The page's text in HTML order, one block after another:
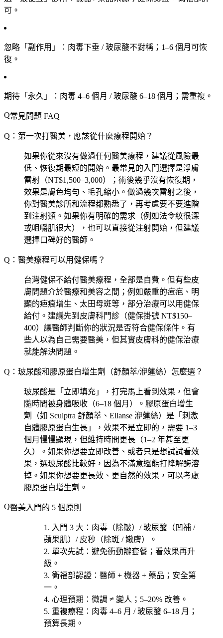
可。
忽略「副作用」
：肉毒下垂 / 玻尿酸不對稱；1–6 個月可恢
復。
期待「永久」 ：肉毒 4–6 個月 / 玻尿酸 6–18 個月；需重複。
常見問題 FAQ
Q：第一次打醫美，應該從什麼療程開始？
如果你從來沒有做過任何醫美療程，建議從風險最
低、恢復期最短的開始。最常見的入門選擇是淨膚
雷射（NT$1,500–3,000）；術後幾乎沒有恢復期，
效果是膚色均勻、毛孔縮小。做過幾次雷射之後，
你對醫美診所和流程都熟悉了，再考慮要不要進階
到注射類。如果你有明確的需求（例如法令紋很深
或咀嚼肌很大），也可以直接從注射開始，但建議
選擇口碑好的醫師。
Q：醫美療程可以用健保嗎？
台灣健保不給付醫美療程，全部是自費。但有些皮
膚問題介於醫療和美容之間；例如嚴重的痘疤、明
顯的疤痕增生、太田母斑等，部分治療可以用健保
給付。建議先到皮膚科門診（健保掛號 NT$150–
400）讓醫師判斷你的狀況是否符合健保條件。有
些人以為自己需要醫美，但其實皮膚科的健保治療
就能解決問題。
Q：玻尿酸和膠原蛋白增生劑（舒顏萃/洢蓮絲）怎麼選？
玻尿酸是「立即填充」，打完馬上看到效果，但會
隨時間被身體吸收（6–18 個月）。膠原蛋白增生
劑（如 Sculptra 舒顏萃、Ellanse 洢蓮絲）是「刺激
自體膠原蛋白生長」，效果不是立即的，需要 1–3
個月慢慢顯現，但維持時間更長（1–2 年甚至更
久）。如果你想要立即改善、或者只是想試試看效
果，選玻尿酸比較好，因為不滿意還能打降解酶溶
掉。如果你想要更長效、更自然的效果，可以考慮
膠原蛋白增生劑。
醫美入門的 5 個原則
入門 3 大 ：肉毒（除皺）/ 玻尿酸（凹補 /
蘋果肌）/ 皮秒（除斑 / 嫩膚）。
單次先試 ：避免衝動辦套餐；看效果再升
級。
衛福部認證 ：醫師 + 機器 + 藥品；安全第
一。
心理預期 ：微調 ≠ 變人；5–20% 改善。
重複療程 ：肉毒 4–6 月 / 玻尿酸 6–18 月；
預算長期。